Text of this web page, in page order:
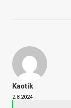
Kaotik
2.8.2024